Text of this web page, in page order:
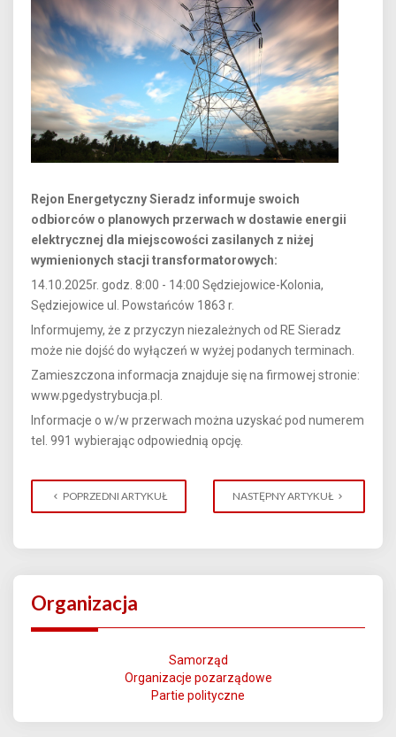
Rejon Energetyczny Sieradz informuje swoich
odbiorców o planowych przerwach w dostawie energii
elektrycznej dla miejscowości zasilanych z niżej
wymienionych stacji transformatorowych:
14.10.2025r. godz. 8:00 - 14:00 Sędziejowice-Kolonia,
Sędziejowice ul. Powstańców 1863 r.
Informujemy, że z przyczyn niezależnych od RE Sieradz
może nie dojść do wyłączeń w wyżej podanych terminach.
Zamieszczona informacja znajduje się na firmowej stronie:
www.pgedystrybucja.pl.
Informacje o w/w przerwach można uzyskać pod numerem
tel. 991 wybierając odpowiednią opcję.
POPRZEDNI ARTYKUŁ NASTĘPNY ARTYKUŁ
Organizacja
Samorząd
Organizacje pozarządowe
Partie polityczne